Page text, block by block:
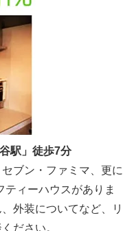
駅」徒歩7分
ブン・ファミマ、更に
ィーハウスがありま
外装についてなど、リ
ださい。